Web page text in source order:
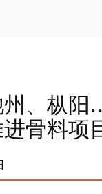
州、枞
骨料项